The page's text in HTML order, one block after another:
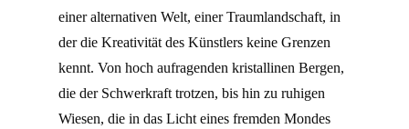
einer alternativen Welt, einer Traumlandschaft, in
der die Kreativität des Künstlers keine Grenzen
kennt. Von hoch aufragenden kristallinen Bergen,
die der Schwerkraft trotzen, bis hin zu ruhigen
Wiesen, die in das Licht eines fremden Mondes